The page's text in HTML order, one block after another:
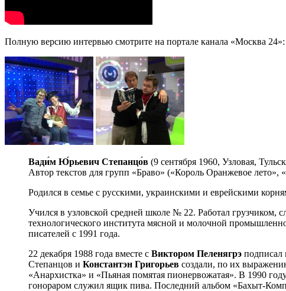
Полную версию интервью смотрите на портале канала «Москва
Вади́м Ю́рьевич Степанцо́в (9 сентября 1960, Узловая,
Автор текстов для групп «Браво» («Король Оранжевое
Родился в семье с русскими, украинскими и еврейскими
Учился в узловской средней школе № 22. Работал
технологического института мясной и молочной
писателей с 1991 года.
22 декабря 1988 года вместе с Виктором Пеленягрэ подписал
Степанцов и Константэн Григорьев создали, по их
«Анархистка» и «Пьяная помятая пионервожатая». В 1990
гонораром служил ящик пива. Последний альбом «Бахыт-